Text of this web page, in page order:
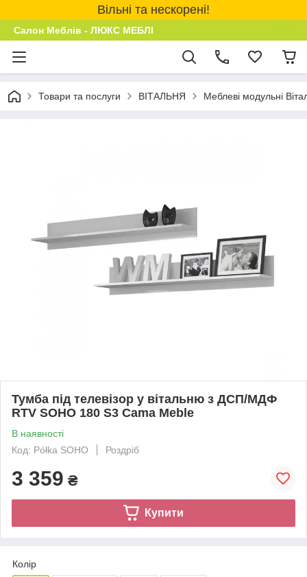
Вільні та нескорені!
Салон Меблів - ЛЮКС МЕБЛІ
Товари та послуги ВІТАЛЬНЯ Меблеві модульні
Тумба під телевізор у вітальню з ДСП/МДФ
RTV SOHO 180 S3 Сama Meble
В наявності
Код: Półka SOHO
Роздріб
3 359 ₴
Купити
Колір